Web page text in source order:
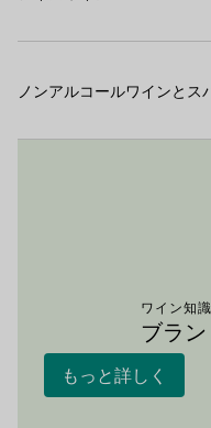
ノンアルコールワインとス
ワイン知識
ブラ
もっと詳しく